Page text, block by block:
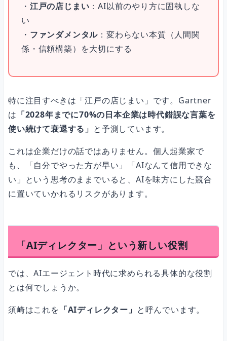
・ 江戸の店じまい ：AI以前のやり方に固執しな
い
・ ファンダメンタル ：変わらない本質（人間関
係・信頼構築）を大切にする
特に注目すべきは「江戸の店じまい」です。Gartner
は 「2028年までに70%の日本企業は時代錯誤な言葉を
使い続けて衰退する」 と予測しています。
これは企業だけの話ではありません。個人起業家で
も、「自分でやった方が早い」「AIなんて信用できな
い」という思考のままでいると、AIを味方にした競合
に置いていかれるリスクがあります。
「AIディレクター」という新しい役割
では、AIエージェント時代に求められる具体的な役割
とは何でしょうか。
須崎はこれを 「AIディレクター」 と呼んでいます。